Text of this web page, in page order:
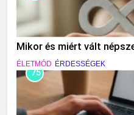
Mikor és miért vált
ÉLETMÓD ÉRDESSÉGEK
75